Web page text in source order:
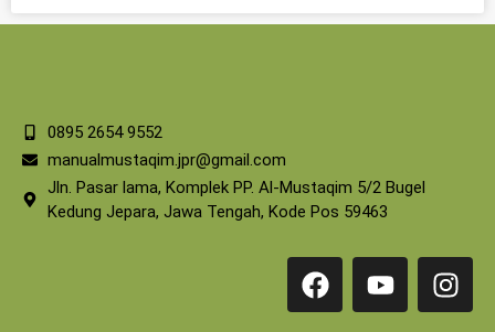
0895 2654 9552
manualmustaqim.jpr@gmail.com
Jln. Pasar lama, Komplek PP. Al-Mustaqim 5/2 Bugel
Kedung Jepara, Jawa Tengah, Kode Pos 59463